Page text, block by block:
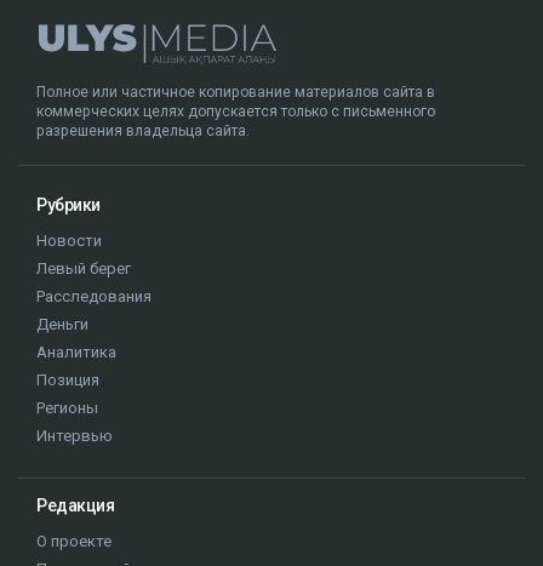
Полное или частичное копирование материалов сайта в
коммерческих целях допускается только с письменного
разрешения владельца сайта.
Рубрики
Новости
Левый берег
Расследования
Деньги
Аналитика
Позиция
Регионы
Интервью
Редакция
О проекте